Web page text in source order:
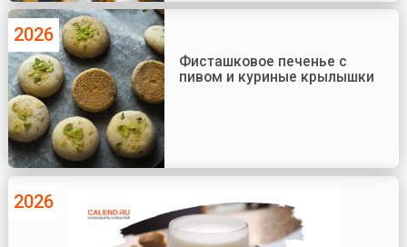
2026
Фисташковое печенье с
пивом и куриные крылышки
2026